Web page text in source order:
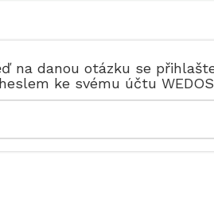
na danou otázku se
ke svému účtu